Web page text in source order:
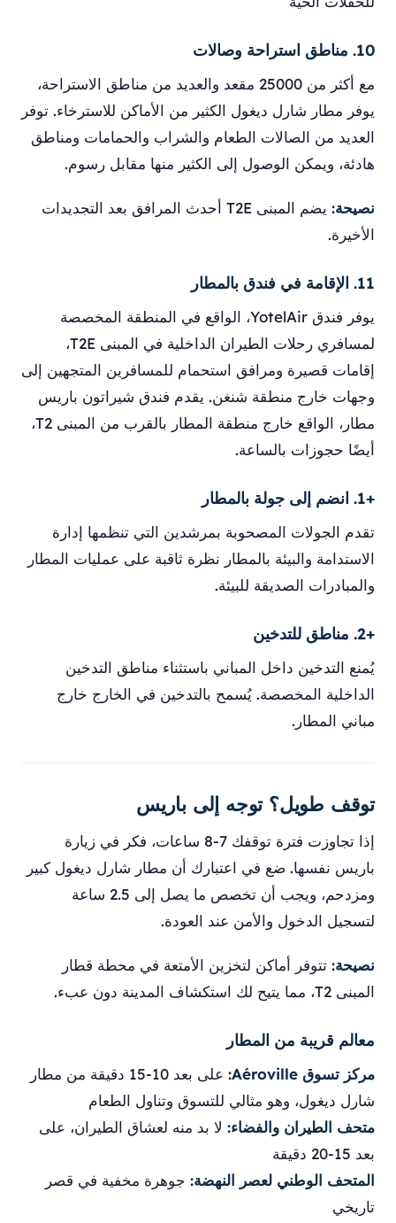
10. مناطق استراحة وصالات
مع أكثر من 25000 مقعد والعديد من مناطق الاستراحة،
يوفر مطار شارل ديغول الكثير من الأماكن للاسترخاء. توفر
العديد من الصالات الطعام والشراب والحمامات ومناطق
هادئة، ويمكن الوصول إلى الكثير منها مقابل رسوم.
نصيحة:
يضم المبنى T2E أحدث المرافق بعد التجديدات
الأخيرة.
11. الإقامة في فندق بالمطار
يوفر فندق YotelAir، الواقع في المنطقة المخصصة
لمسافري رحلات الطيران الداخلية في المبنى T2E،
إقامات قصيرة ومرافق استحمام للمسافرين المتجهين إلى
وجهات خارج منطقة شنغن. يقدم فندق شيراتون باريس
مطار، الواقع خارج منطقة المطار بالقرب من المبنى T2،
أيضًا حجوزات بالساعة.
+1. انضم إلى جولة بالمطار
تقدم الجولات المصحوبة بمرشدين التي تنظمها إدارة
الاستدامة والبيئة بالمطار نظرة ثاقبة على عمليات المطار
والمبادرات الصديقة للبيئة.
+2. مناطق للتدخين
يُمنع التدخين داخل المباني باستثناء مناطق التدخين
الداخلية المخصصة. يُسمح بالتدخين في الخارج خارج
مباني المطار.
توقف طويل؟ توجه إلى باريس
إذا تجاوزت فترة توقفك 7-8 ساعات، فكر في زيارة
باريس نفسها. ضع في اعتبارك أن مطار شارل ديغول كبير
ومزدحم، ويجب أن تخصص ما يصل إلى 2.5 ساعة
لتسجيل الدخول والأمن عند العودة.
نصيحة: تتوفر أماكن لتخزين الأمتعة في محطة قطار
المبنى T2، مما يتيح لك استكشاف المدينة دون عبء.
معالم قريبة من المطار
مركز تسوق Aéroville:
على بعد 10-15 دقيقة من مطار
شارل ديغول، وهو مثالي للتسوق وتناول الطعام
متحف الطيران والفضاء: لا بد منه لعشاق الطيران، على
بعد 15-20 دقيقة
المتحف الوطني لعصر النهضة: جوهرة مخفية في قصر
تاريخي